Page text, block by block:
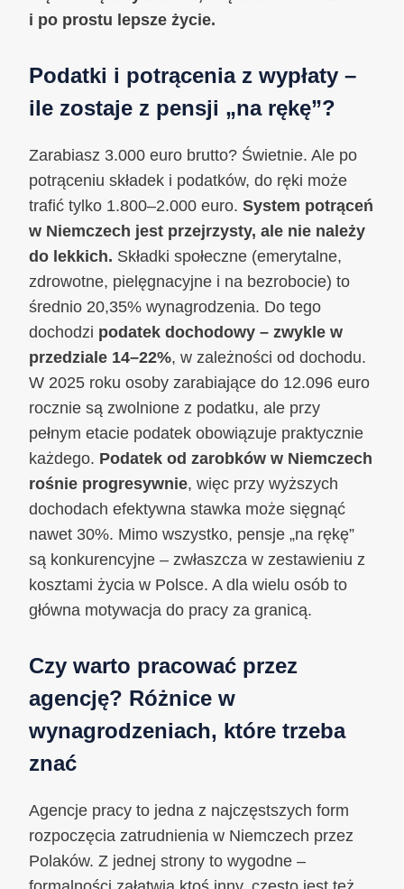
i po prostu lepsze życie.
Podatki i potrącenia z wypłaty –
ile zostaje z pensji „na rękę”?
Zarabiasz 3.000 euro brutto? Świetnie. Ale po
potrąceniu składek i podatków, do ręki może
trafić tylko 1.800–2.000 euro. System potrąceń
w Niemczech jest przejrzysty, ale nie należy
do lekkich. Składki społeczne (emerytalne,
zdrowotne, pielęgnacyjne i na bezrobocie) to
średnio 20,35% wynagrodzenia. Do tego
dochodzi podatek dochodowy – zwykle w
przedziale 14–22%, w zależności od dochodu.
W 2025 roku osoby zarabiające do 12.096 euro
rocznie są zwolnione z podatku, ale przy
pełnym etacie podatek obowiązuje praktycznie
każdego. Podatek od zarobków w Niemczech
rośnie progresywnie, więc przy wyższych
dochodach efektywna stawka może sięgnąć
nawet 30%. Mimo wszystko, pensje „na rękę”
są konkurencyjne – zwłaszcza w zestawieniu z
kosztami życia w Polsce. A dla wielu osób to
główna motywacja do pracy za granicą.
Czy warto pracować przez
agencję? Różnice w
wynagrodzeniach, które trzeba
znać
Agencje pracy to jedna z najczęstszych form
rozpoczęcia zatrudnienia w Niemczech przez
Polaków. Z jednej strony to wygodne –